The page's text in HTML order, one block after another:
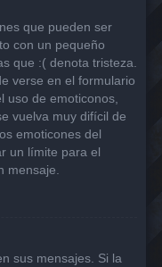
que pueden ser
con un pequeño
que :( denota tristeza.
verse en el formulario
uso de emoticonos,
vuelva muy difícil de
emoticones del
un límite para el
mensaje.
sus mensajes. Si la